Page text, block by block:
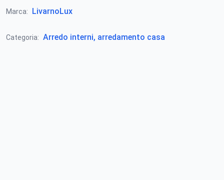
Marca: LivarnoLux
Categoria: Arredo interni, arredamento casa